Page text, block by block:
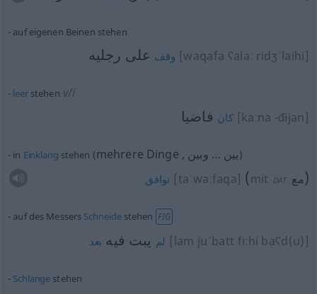
auf eigenen Beinen stehen
وقف على رجليه [waqafa ʕalaː ridʒˈlaihi]
leerstehen v/i
كان فاضيا [kaːna -đijan]
in Einklang stehen (mehrere Dinge , بين … وبين)
توافق [taˈwaːfaqa] ( mit DAT مع)
auf des Messers Schneidestehen FIG
لم يبت فيه بعد [lam juˈbatt fiːhi baʕd(u)]
Schlange stehen